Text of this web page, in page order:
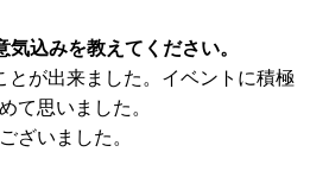
込みを教えてください。
とが出来ました。イベントに積極
て思いました。
ざいました。